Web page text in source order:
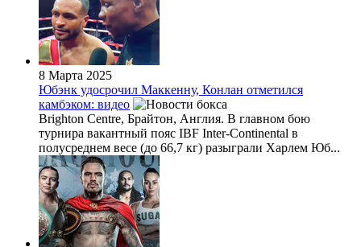
8 Марта 2025
Юбэнк удосрочил Маккенну, Конлан отметился
камбэком: видео
Brighton Centre, Брайтон, Англия. В главном бою
турнира вакантный пояс IBF Inter-Continental в
полусреднем весе (до 66,7 кг) разыграли Харлем Юб...